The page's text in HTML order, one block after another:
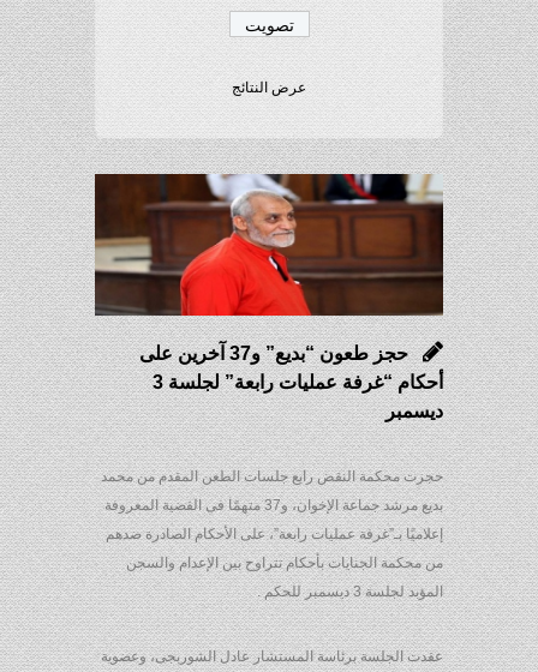
عرض النتائج
حجز طعون “بديع” و37 آخرين على
أحكام “غرفة عمليات رابعة” لجلسة 3
ديسمبر
حجزت محكمة النقض رابع جلسات الطعن المقدم من محمد
بديع مرشد جماعة الإخوان، و37 متهمًا فى القضية المعروفة
إعلاميًا بـ”غرفة عمليات رابعة”، على الأحكام الصادرة ضدهم
من محكمة الجنايات بأحكام تتراوح بين الإعدام والسجن
المؤبد لجلسة 3 ديسمبر للحكم .
عقدت الجلسة برئاسة المستشار عادل الشوربجى، وعضوية